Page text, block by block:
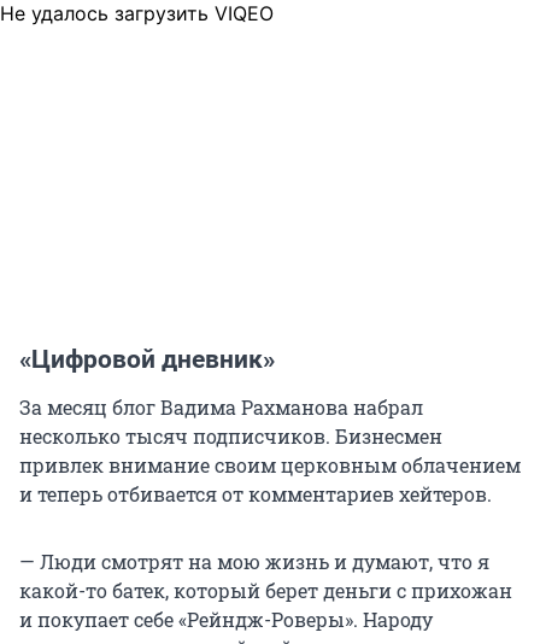
Не удалось загрузить VIQEO
«Цифровой дневник»
За месяц блог Вадима Рахманова набрал
несколько тысяч подписчиков. Бизнесмен
привлек внимание своим церковным облачением
и теперь отбивается от комментариев хейтеров.
— Люди смотрят на мою жизнь и думают, что я
какой-то батек, который берет деньги с прихожан
и покупает себе «Рейндж-Роверы». Народу